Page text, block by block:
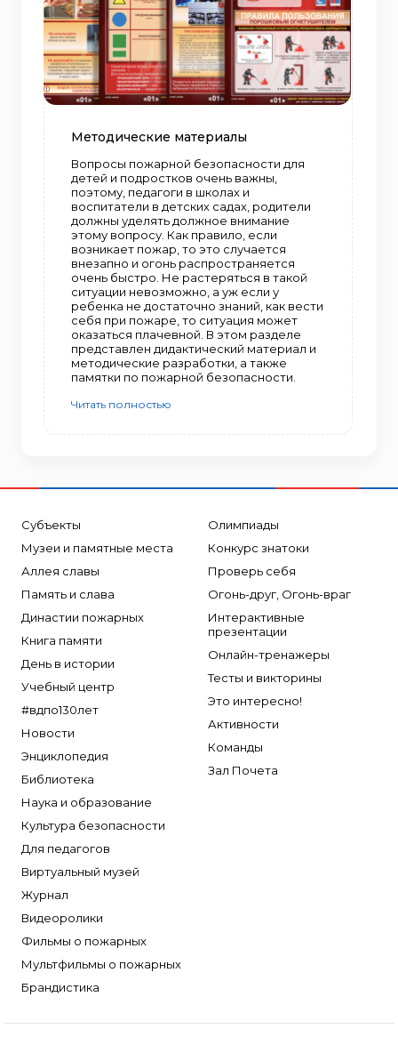
Методические материалы
Вопросы пожарной безопасности для
детей и подростков очень важны,
поэтому, педагоги в школах и
воспитатели в детских садах, родители
должны уделять должное внимание
этому вопросу. Как правило, если
возникает пожар, то это случается
внезапно и огонь распространяется
очень быстро. Не растеряться в такой
ситуации невозможно, а уж если у
ребенка не достаточно знаний, как вести
себя при пожаре, то ситуация может
оказаться плачевной. В этом разделе
представлен дидактический материал и
методические разработки, а также
памятки по пожарной безопасности.
Читать полностью
Субъекты
Музеи и памятные места
Аллея славы
Память и слава
Династии пожарных
Книга памяти
День в истории
Учебный центр
#вдпо130лет
Новости
Энциклопедия
Библиотека
Наука и образование
Культура безопасности
Для педагогов
Виртуальный музей
Журнал
Видеоролики
Фильмы о пожарных
Мультфильмы о пожарных
Брандистика
Олимпиады
Конкурс знатоки
Проверь себя
Огонь-друг, Огонь-враг
Интерактивные
презентации
Онлайн-тренажеры
Тесты и викторины
Это интересно!
Активности
Команды
Зал Почета